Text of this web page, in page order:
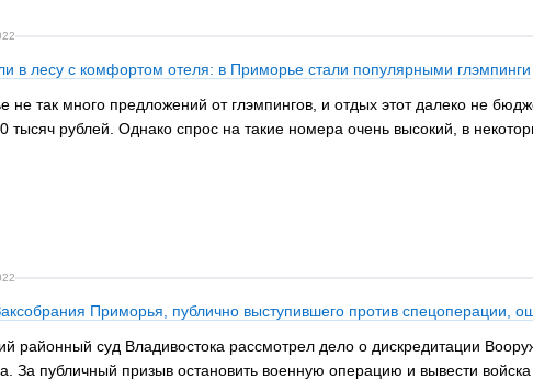
в лесу с комфортом отеля: в Приморье стали популярными глэмпинги
не так много предложений от глэмпингов, и отдых этот далеко не
тысяч рублей. Однако спрос на такие номера очень высокий, в
Приморья, публично выступившего против спецоперации,
районный суд Владивостока рассмотрел дело о дискредитации
За публичный призыв остановить военную операцию и вывести